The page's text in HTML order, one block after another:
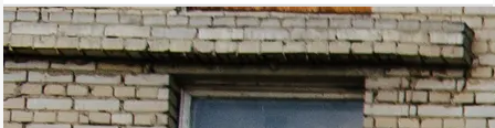
одерживая победы одну за другой, или же стать асом в гонках по
ночным мегаполисам. Все это и даже больше Вам будет доступно
с новым компьютером серии BRAIN GAMER С60 (FX-V1050.01).
Давайте подробнее изучим этого «монстра».